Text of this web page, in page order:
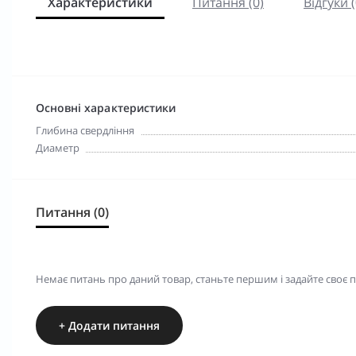
Основні характеристики
Глибина свердління
Диаметр
Питання (0)
Немає питань про даний товар, станьте першим і задайте своє
+ Додати питання